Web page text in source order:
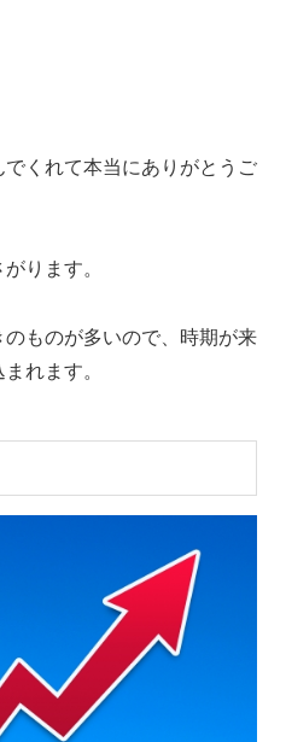
くれて本当にありがとうご
ります。
ものが多いので、時期が来
れます。